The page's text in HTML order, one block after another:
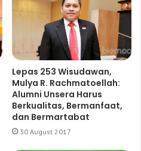
Lepas 253 Wisudawan,
Mulya R. Rachmatoellah:
Alumni Unsera Harus
Berkualitas, Bermanfaat,
dan Bermartabat
30 August 2017